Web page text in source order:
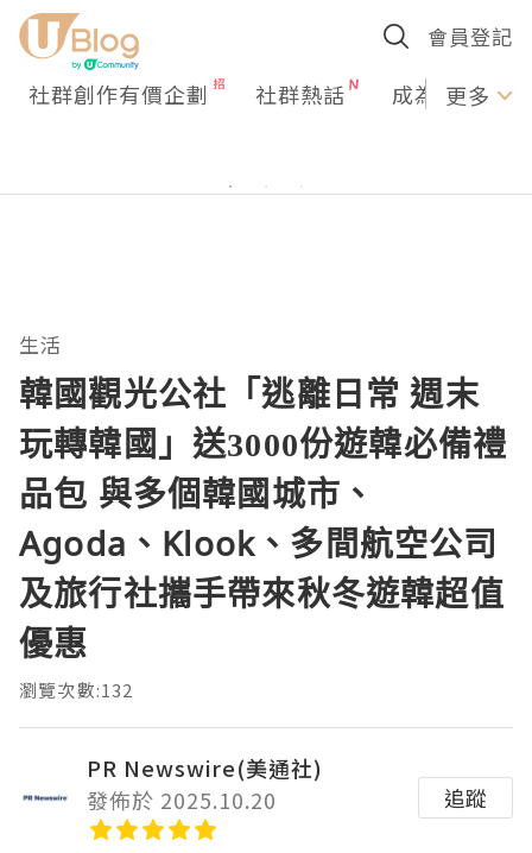
會員登記
社群創作有價企劃 社群熱話 成為U更多
生活
韓國觀光公社「逃離日常 週末
玩轉韓國」送3000份遊韓必備禮
品包 與多個韓國城市、
Agoda、Klook、多間航空公司
及旅行社攜手帶來秋冬遊韓超值
優惠
瀏覽次數:132
PR Newswire(美通社)
發佈於 2025.10.20
追蹤